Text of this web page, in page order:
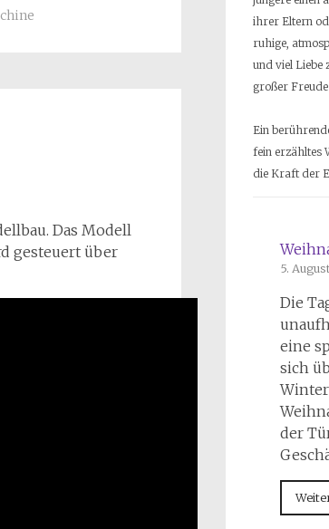
Das Modell
gesteuert über
ihrer Eltern
ruhige,
und viel Liebe
großer Freude
Ein
fein erzähltes
die Kraft der
5.
Die
eine
sich
der